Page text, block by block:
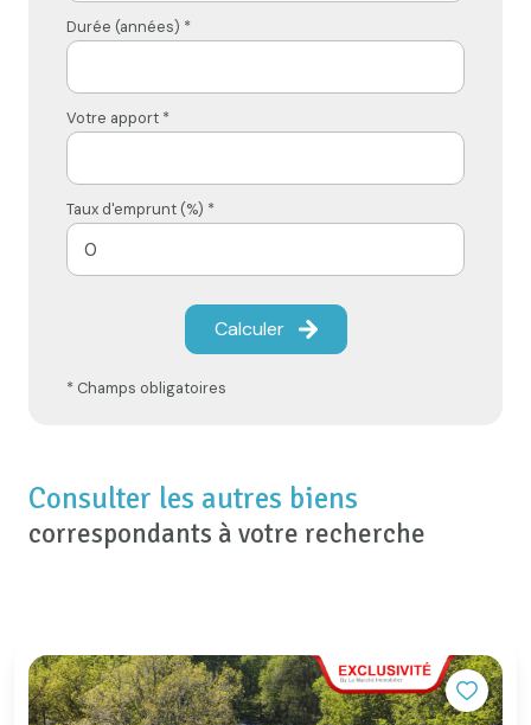
Durée (années) *
Votre apport *
Taux d'emprunt (%) *
Calculer
* Champs obligatoires
Consulter les autres biens
correspondants à votre recherche